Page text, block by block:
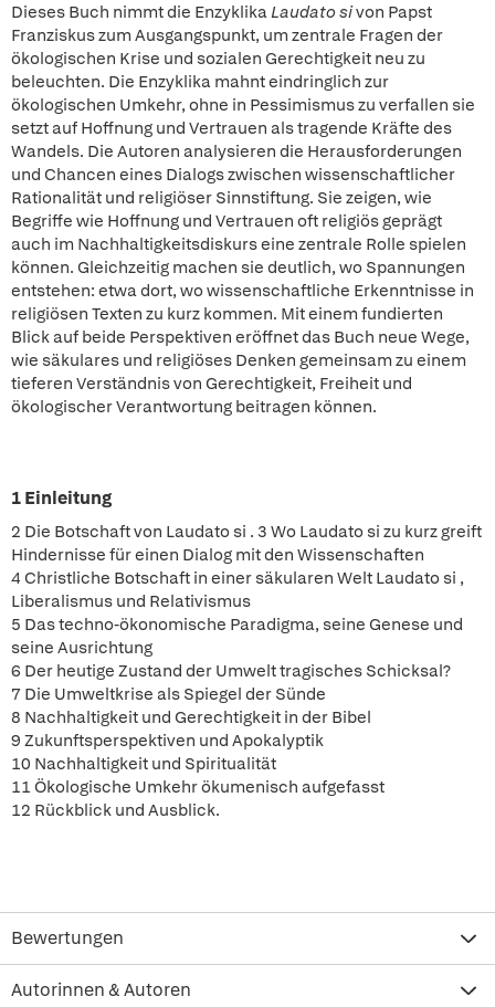
Dieses Buch nimmt die EnzyklikaLaudato sivon Papst
Franziskus zum Ausgangspunkt, um zentrale Fragen der
ökologischen Krise und sozialen Gerechtigkeit neu zu
beleuchten. Die Enzyklika mahnt eindringlich zur
ökologischen Umkehr, ohne in Pessimismus zu verfallen sie
setzt auf Hoffnung und Vertrauen als tragende Kräfte des
Wandels. Die Autoren analysieren die Herausforderungen
und Chancen eines Dialogs zwischen wissenschaftlicher
Rationalität und religiöser Sinnstiftung. Sie zeigen, wie
Begriffe wie Hoffnung und Vertrauen oft religiös geprägt
auch im Nachhaltigkeitsdiskurs eine zentrale Rolle spielen
können. Gleichzeitig machen sie deutlich, wo Spannungen
entstehen: etwa dort, wo wissenschaftliche Erkenntnisse in
religiösen Texten zu kurz kommen. Mit einem fundierten
Blick auf beide Perspektiven eröffnet das Buch neue Wege,
wie säkulares und religiöses Denken gemeinsam zu einem
tieferen Verständnis von Gerechtigkeit, Freiheit und
ökologischer Verantwortung beitragen können.
1 Einleitung
2 Die Botschaft von Laudato si . 3 Wo Laudato si zu kurz greift
Hindernisse für einen Dialog mit den Wissenschaften
4 Christliche Botschaft in einer säkularen Welt Laudato si ,
Liberalismus und Relativismus
5 Das techno-ökonomische Paradigma, seine Genese und
seine Ausrichtung
6 Der heutige Zustand der Umwelt tragisches Schicksal?
7 Die Umweltkrise als Spiegel der Sünde
8 Nachhaltigkeit und Gerechtigkeit in der Bibel
9 Zukunftsperspektiven und Apokalyptik
10 Nachhaltigkeit und Spiritualität
11 Ökologische Umkehr ökumenisch aufgefasst
12 Rückblick und Ausblick.
Bewertungen
Autorinnen & Autoren